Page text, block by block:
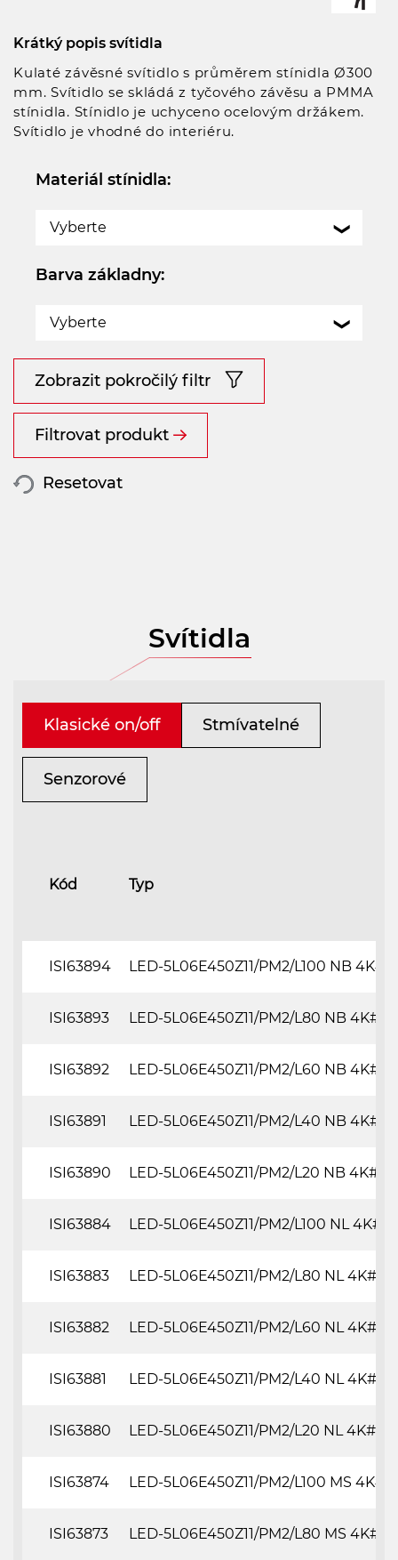
Krátký popis svítidla
Kulaté závěsné svítidlo s průměrem stínidla Ø300
mm. Svítidlo se skládá z tyčového závěsu a PMMA
stínidla. Stínidlo je uchyceno ocelovým držákem.
Svítidlo je vhodné do interiéru.
Materiál stínidla:
Vyberte
Barva základny:
Vyberte
Zobrazit pokročilý filtr
Filtrovat produkt
Resetovat
Svítidla
Klasické on/off Stmívatelné
Senzorové
Kód Typ
ISI63894 LED-5L06E450Z11/PM2/L100 NB 4K#
ISI63893 LED-5L06E450Z11/PM2/L80 NB 4K#
ISI63892 LED-5L06E450Z11/PM2/L60 NB 4K#
ISI63891 LED-5L06E450Z11/PM2/L40 NB 4K#
ISI63890 LED-5L06E450Z11/PM2/L20 NB 4K#
ISI63884 LED-5L06E450Z11/PM2/L100 NL 4K#
ISI63883 LED-5L06E450Z11/PM2/L80 NL 4K#
ISI63882 LED-5L06E450Z11/PM2/L60 NL 4K#
ISI63881 LED-5L06E450Z11/PM2/L40 NL 4K#
ISI63880 LED-5L06E450Z11/PM2/L20 NL 4K#
ISI63874 LED-5L06E450Z11/PM2/L100 MS 4K#
ISI63873 LED-5L06E450Z11/PM2/L80 MS 4K#